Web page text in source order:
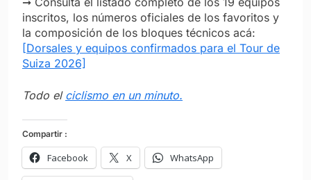
inscritos, los números oficiales de los favoritos y
la composición de los bloques técnicos acá:
[Dorsales y equipos confirmados para el Tour de
Suiza 2026]
Todo el ciclismo en un minuto.
Compartir :
Facebook X WhatsApp